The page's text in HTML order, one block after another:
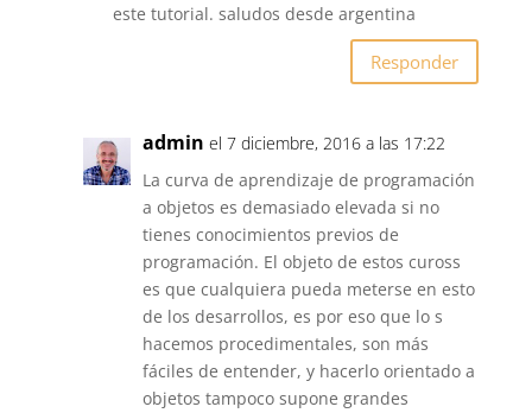
este tutorial. saludos desde argentina
Responder
admin el 7 diciembre, 2016 a las 17:22
La curva de aprendizaje de programación
a objetos es demasiado elevada si no
tienes conocimientos previos de
programación. El objeto de estos cuross
es que cualquiera pueda meterse en esto
de los desarrollos, es por eso que lo s
hacemos procedimentales, son más
fáciles de entender, y hacerlo orientado a
objetos tampoco supone grandes